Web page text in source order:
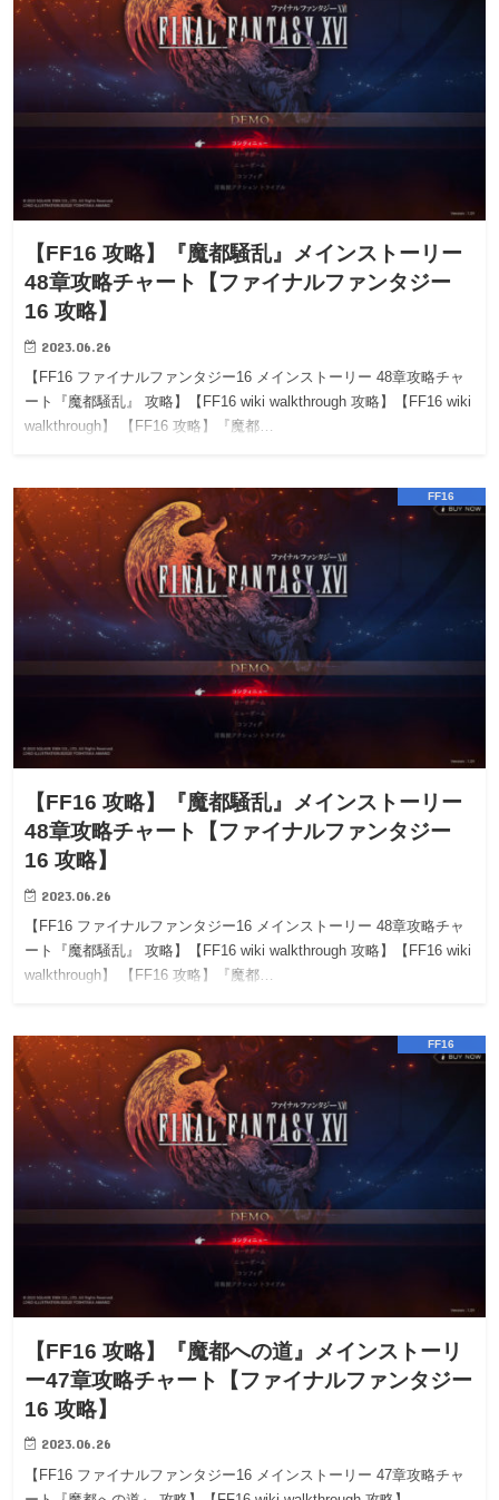
【FF16 攻略】『魔都騒乱』メインストーリー
48章攻略チャート【ファイナルファンタジー
16 攻略】
2023.06.26
【FF16 ファイナルファンタジー16 メインストーリー 48章攻略チャ
ート『魔都騒乱』 攻略】【FF16 wiki walkthrough 攻略】【FF16 wiki
walkthrough】 【FF16 攻略】『魔都…
FF16
【FF16 攻略】『魔都騒乱』メインストーリー
48章攻略チャート【ファイナルファンタジー
16 攻略】
2023.06.26
【FF16 ファイナルファンタジー16 メインストーリー 48章攻略チャ
ート『魔都騒乱』 攻略】【FF16 wiki walkthrough 攻略】【FF16 wiki
walkthrough】 【FF16 攻略】『魔都…
FF16
【FF16 攻略】『魔都への道』メインストーリ
ー47章攻略チャート【ファイナルファンタジー
16 攻略】
2023.06.26
【FF16 ファイナルファンタジー16 メインストーリー 47章攻略チャ